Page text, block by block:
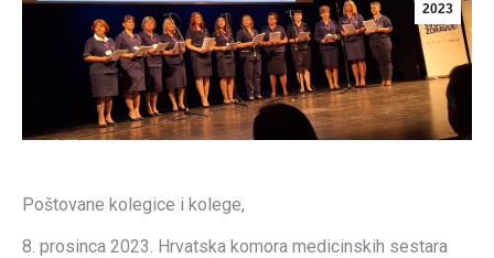
2023
Poštovane kolegice i kolege,
8. prosinca 2023. Hrvatska komora medicinskih sestara